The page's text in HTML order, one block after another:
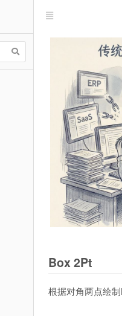
Box 2Pt
根据对角两点绘制